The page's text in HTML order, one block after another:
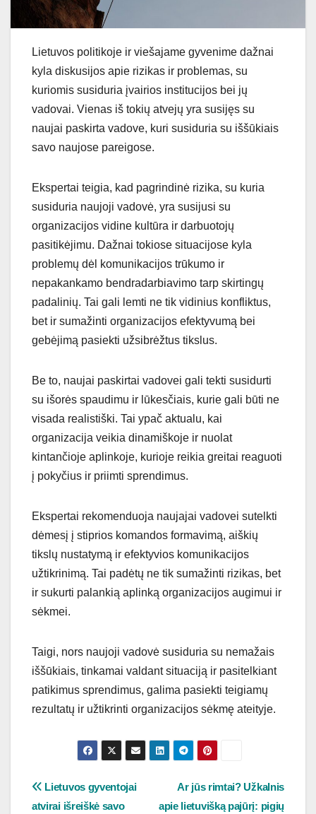
Lietuvos politikoje ir viešajame gyvenime dažnai
kyla diskusijos apie rizikas ir problemas, su
kuriomis susiduria įvairios institucijos bei jų
vadovai. Vienas iš tokių atvejų yra susijęs su
naujai paskirta vadove, kuri susiduria su iššūkiais
savo naujose pareigose.
Ekspertai teigia, kad pagrindinė rizika, su kuria
susiduria naujoji vadovė, yra susijusi su
organizacijos vidine kultūra ir darbuotojų
pasitikėjimu. Dažnai tokiose situacijose kyla
problemų dėl komunikacijos trūkumo ir
nepakankamo bendradarbiavimo tarp skirtingų
padalinių. Tai gali lemti ne tik vidinius konfliktus,
bet ir sumažinti organizacijos efektyvumą bei
gebėjimą pasiekti užsibrėžtus tikslus.
Be to, naujai paskirtai vadovei gali tekti susidurti
su išorės spaudimu ir lūkesčiais, kurie gali būti ne
visada realistiški. Tai ypač aktualu, kai
organizacija veikia dinamiškoje ir nuolat
kintančioje aplinkoje, kurioje reikia greitai reaguoti
į pokyčius ir priimti sprendimus.
Ekspertai rekomenduoja naujajai vadovei sutelkti
dėmesį į stiprios komandos formavimą, aiškių
tikslų nustatymą ir efektyvios komunikacijos
užtikrinimą. Tai padėtų ne tik sumažinti rizikas, bet
ir sukurti palankią aplinką organizacijos augimui ir
sėkmei.
Taigi, nors naujoji vadovė susiduria su nemažais
iššūkiais, tinkamai valdant situaciją ir pasitelkiant
patikimus sprendimus, galima pasiekti teigiamų
rezultatų ir užtikrinti organizacijos sėkmę ateityje.
Navigacija
Ar jūs rimtai? Užkalnis
apie lietuvišką pajūrį: pigių
Lietuvos gyventojai
atvirai išreiškė savo